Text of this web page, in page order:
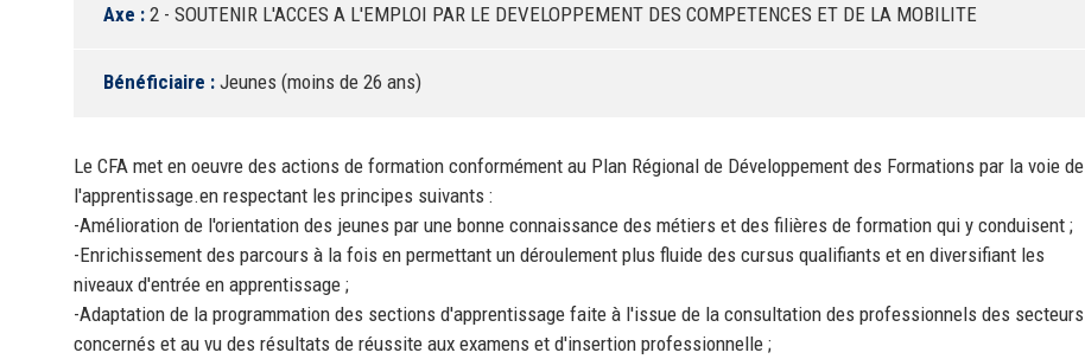
Axe : 2 - SOUTENIR L'ACCES A L'EMPLOI PAR LE DEVELOPPEMENT DES COMPETENCES ET DE LA MOBILITE
Bénéficiaire : Jeunes (moins de 26 ans)
Le CFA met en oeuvre des actions de formation conformément au Plan Régional de Développement des Formations par la voie de
l'apprentissage.en respectant les principes suivants :
-Amélioration de l'orientation des jeunes par une bonne connaissance des métiers et des filières de formation qui y conduisent ;
-Enrichissement des parcours à la fois en permettant un déroulement plus fluide des cursus qualifiants et en diversifiant les
niveaux d'entrée en apprentissage ;
-Adaptation de la programmation des sections d'apprentissage faite à l'issue de la consultation des professionnels des secteurs
concernés et au vu des résultats de réussite aux examens et d'insertion professionnelle ;